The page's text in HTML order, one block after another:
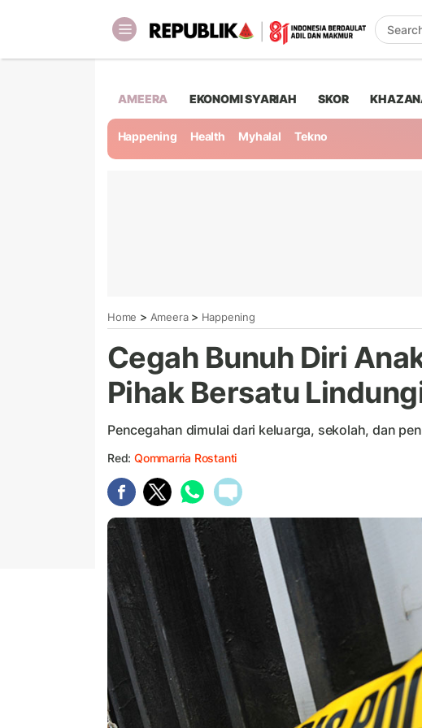
AMEERA EKONOMI SYARIAH SKOR
Happening Health Myhalal Tekno
Home > Ameera> Happening
Cegah Bunuh Diri
Pihak Bersatu
Pencegahan dimulai dari keluarga, sekolah, dan
Red: Qommarria Rostanti